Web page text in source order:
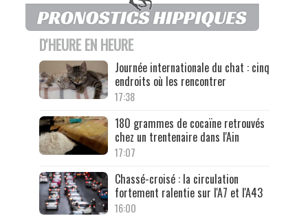
D'HEURE EN HEURE
Journée internationale du chat : cinq
endroits où les rencontrer
17:38
180 grammes de cocaïne retrouvés
chez un trentenaire dans l'Ain
17:07
Chassé-croisé : la circulation
fortement ralentie sur l'A7 et l'A43
16:00